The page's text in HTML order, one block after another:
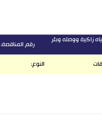
زاكية ووصله وبئر
رقم المناقصة:
النوع: